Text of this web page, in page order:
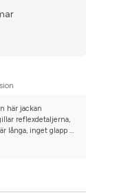
här jackan
reflexdetaljerna,
långa, inget glapp